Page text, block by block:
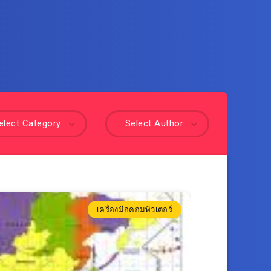
Select Author
Category
เครื่องมือคอมพิวเตอร์